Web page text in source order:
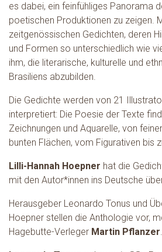
es dabei, ein feinfühliges Panorama
poetischen Produktionen zu zeigen.
zeitgenössischen Gedichten, deren
und Formen so unterschiedlich wie
ihm, die literarische, kulturelle und
Brasiliens abzubilden.
Die Gedichte werden von 21
interpretiert: Die Poesie der Texte
Zeichnungen und Aquarelle, von
bunten Flächen, vom Figurativen bis
Lilli-Hannah Hoepner hat die
mit den Autor*innen ins Deutsche
Herausgeber Leonardo Tonus und
Hoepner stellen die Anthologie vor,
Hagebutte-Verleger Martin Pflanzer.